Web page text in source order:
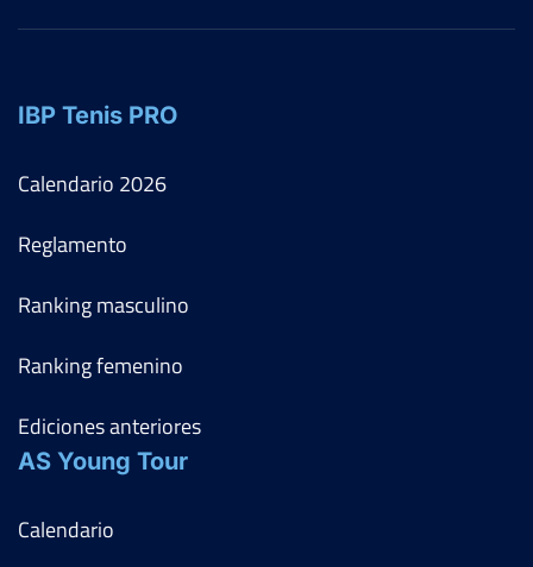
IBP Tenis PRO
Calendario 2026
Reglamento
Ranking masculino
Ranking femenino
Ediciones anteriores
AS Young Tour
Calendario